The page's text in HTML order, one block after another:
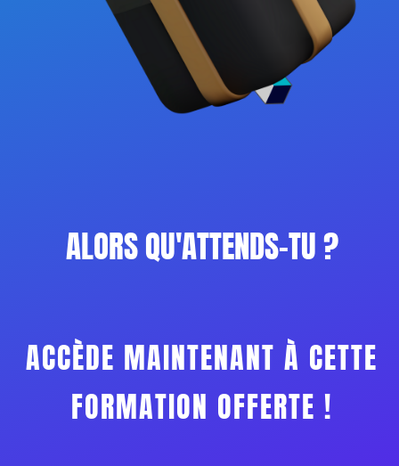
ALORS QU'ATTENDS-TU ?
ACCÈDE MAINTENANT À CETTE
FORMATION OFFERTE !